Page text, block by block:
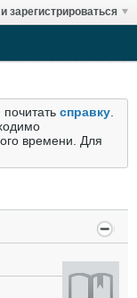
зарегистрироваться
справку
времени. Для